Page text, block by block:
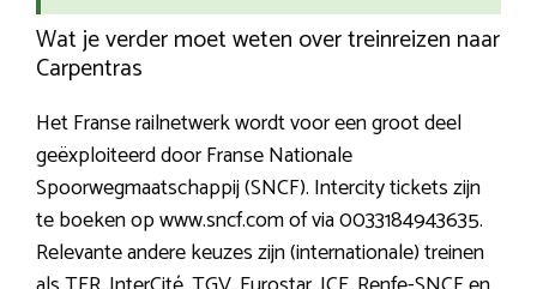
Wat je verder moet weten over treinreizen naar
Carpentras
Het Franse railnetwerk wordt voor een groot deel
geëxploiteerd door Franse Nationale
Spoorwegmaatschappij (SNCF). Intercity tickets zijn
te boeken op www.sncf.com of via 0033184943635.
Relevante andere keuzes zijn (internationale) treinen